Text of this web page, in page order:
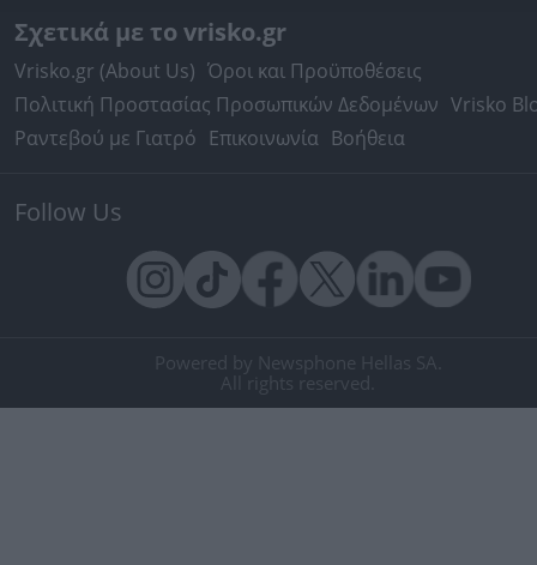
Σχετικά με το vrisko.gr
Vrisko.gr (About Us) Όροι και Προϋποθέσεις
Πολιτική Προστασίας Προσωπικών Δεδομένων Vrisko
Ραντεβού με Γιατρό Επικοινωνία Βοήθεια
Follow Us
Powered by Newsphone Hellas SA.
All rights reserved.